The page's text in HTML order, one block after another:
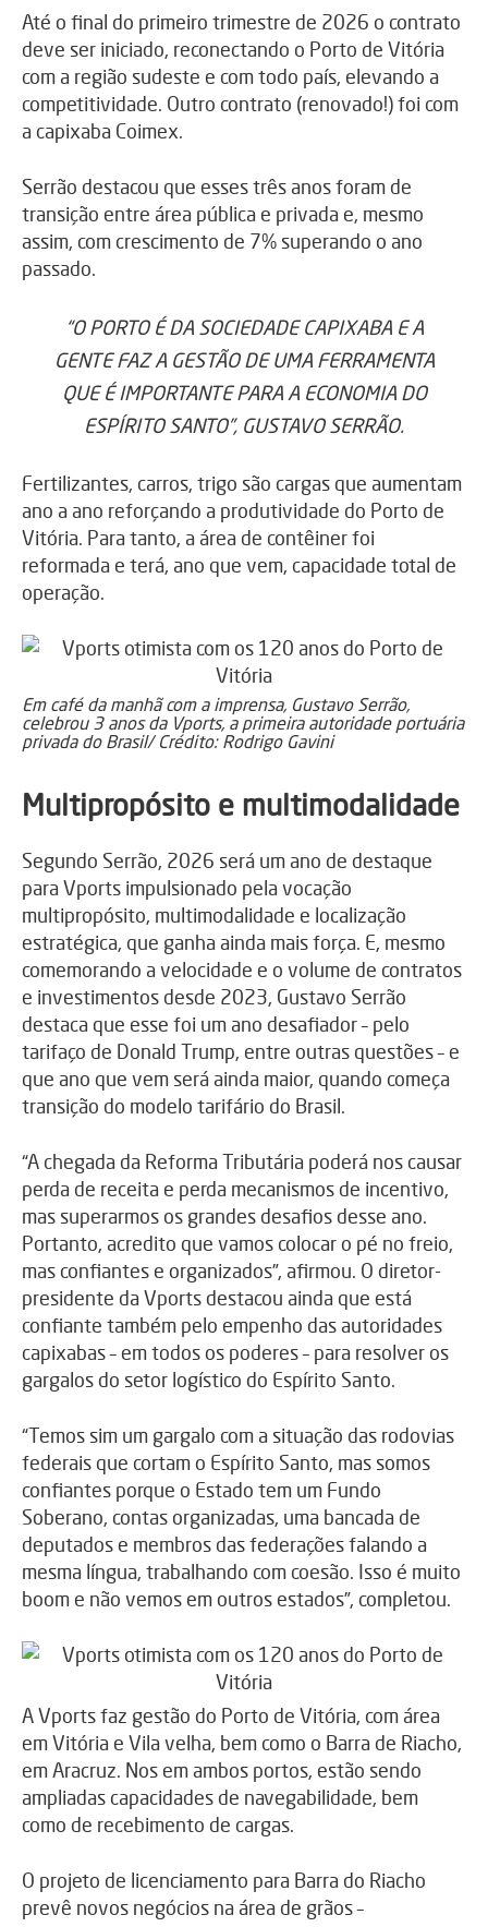
Até o final do primeiro trimestre de 2026 o contrato
deve ser iniciado, reconectando o Porto de Vitória
com a região sudeste e com todo país, elevando a
competitividade. Outro contrato (renovado!) foi com
a capixaba Coimex.
Serrão destacou que esses três anos foram de
transição entre área pública e privada e, mesmo
assim, com crescimento de 7% superando o ano
passado.
“O PORTO É DA SOCIEDADE CAPIXABA E A
GENTE FAZ A GESTÃO DE UMA FERRAMENTA
QUE É IMPORTANTE PARA A ECONOMIA DO
ESPÍRITO SANTO”, GUSTAVO SERRÃO.
Fertilizantes, carros, trigo são cargas que aumentam
ano a ano reforçando a produtividade do Porto de
Vitória. Para tanto, a área de contêiner foi
reformada e terá, ano que vem, capacidade total de
operação.
Em café da manhã com a imprensa, Gustavo Serrão,
celebrou 3 anos da Vports, a primeira autoridade portuária
privada do Brasil/ Crédito: Rodrigo Gavini
Multipropósito e multimodalidade
Segundo Serrão, 2026 será um ano de destaque
para Vports impulsionado pela vocação
multipropósito, multimodalidade e localização
estratégica, que ganha ainda mais força. E, mesmo
comemorando a velocidade e o volume de contratos
e investimentos desde 2023, Gustavo Serrão
destaca que esse foi um ano desafiador – pelo
tarifaço de Donald Trump, entre outras questões – e
que ano que vem será ainda maior, quando começa
transição do modelo tarifário do Brasil.
“A chegada da Reforma Tributária poderá nos causar
perda de receita e perda mecanismos de incentivo,
mas superarmos os grandes desafios desse ano.
Portanto, acredito que vamos colocar o pé no freio,
mas confiantes e organizados”, afirmou. O diretor-
presidente da Vports destacou ainda que está
confiante também pelo empenho das autoridades
capixabas – em todos os poderes – para resolver os
gargalos do setor logístico do Espírito Santo.
“Temos sim um gargalo com a situação das rodovias
federais que cortam o Espírito Santo, mas somos
confiantes porque o Estado tem um Fundo
Soberano, contas organizadas, uma bancada de
deputados e membros das federações falando a
mesma língua, trabalhando com coesão. Isso é muito
boom e não vemos em outros estados”, completou.
A Vports faz gestão do Porto de Vitória, com área
em Vitória e Vila velha, bem como o Barra de Riacho,
em Aracruz. Nos em ambos portos, estão sendo
ampliadas capacidades de navegabilidade, bem
como de recebimento de cargas.
O projeto de licenciamento para Barra do Riacho
prevê novos negócios na área de grãos –